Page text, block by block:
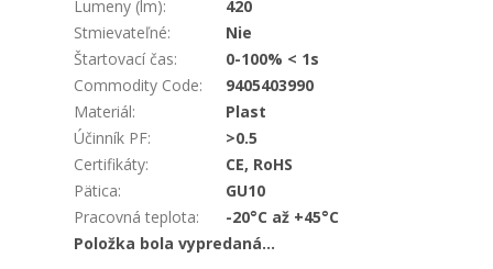
Lumeny (lm):
420
Stmievateľné:
Nie
Štartovací čas:
0-100% < 1s
Commodity Code:
9405403990
Materiál:
Plast
Účinník PF:
>0.5
Certifikáty:
CE, RoHS
Pätica:
GU10
Pracovná teplota:
-20°C až +45°C
Položka bola vypredaná…